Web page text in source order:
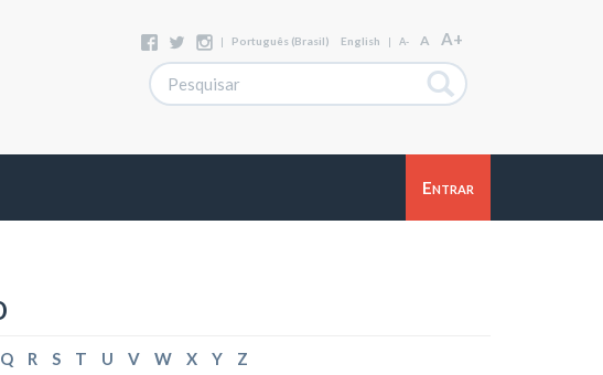
| Português (Brasil) English | A- A A+
Entrar
Q R S T U V W X Y Z